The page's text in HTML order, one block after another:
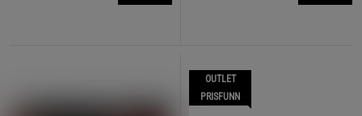
OUTLET
PRISFUNN